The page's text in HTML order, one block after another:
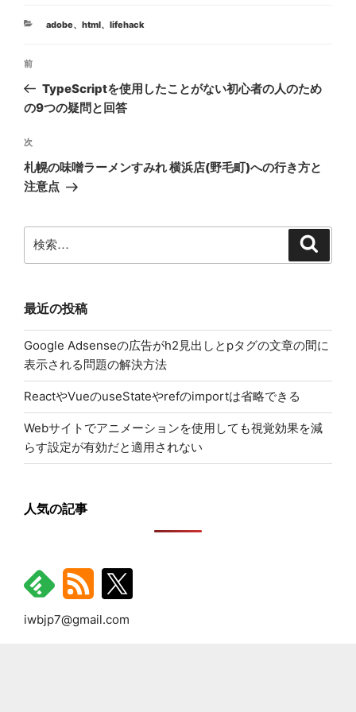
カ
adobe、 html、 lifehack
投
ナ
ゲ
ー
シ
ン
前
の
投
前
TypeScriptを使用したことがない初心者の人のため
の9つの疑問と回答
次
の
投
次
札幌の味噌ラーメンすみれ 横浜店(野毛町)への行き方と
注意点
索:
最近の投稿
Google Adsenseの広告がh2見出しとpタグの文章の間に
表示される問題の解決方法
ReactやVueのuseStateやrefのimportは省略できる
Webサイトでアニメーションを使用しても視覚効果を減
らす設定が有効だと適用されない
人気の記事
iwbjp7@gmail.com